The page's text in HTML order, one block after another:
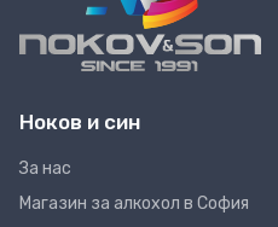
Ноков и син
За нас
Магазин за алкохол в София